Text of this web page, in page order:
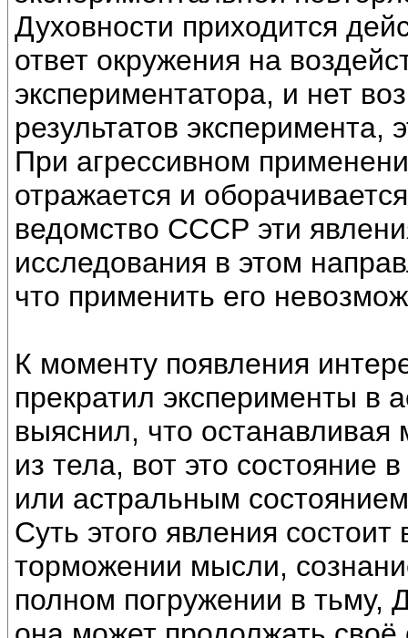
Духовности приходится
ответ окружения на
экспериментатора, и нет
результатов
При агрессивном
отражается и
ведомство СССР эти
исследования в этом
что применить его
К моменту появления
прекратил эксперименты в
выяснил, что
из тела, вот это состояние
или астральным
Суть этого явления
торможении мысли,
полном погружении в тьму,